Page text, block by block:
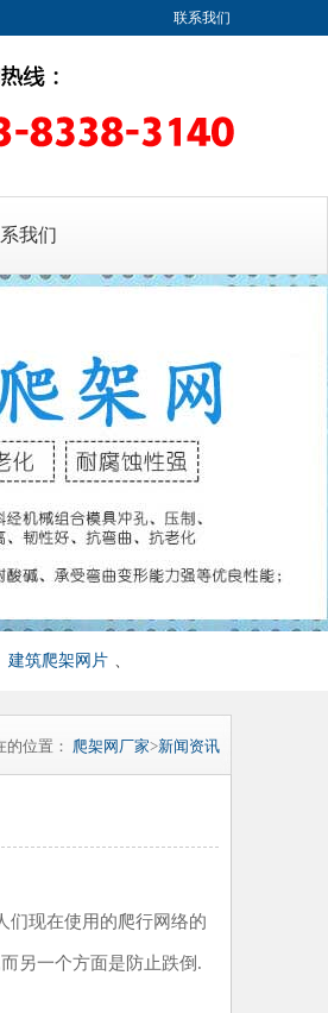
联系我们
我们
建筑爬架网片 、
的位置： 爬架网厂家>新闻资讯
们现在使用的爬行网络的
另一个方面是防止跌倒.